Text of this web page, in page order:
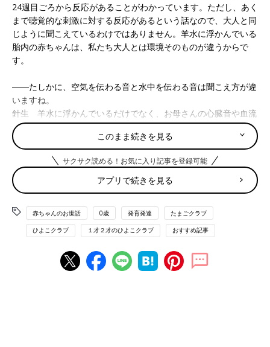
24週目ごろから反応があることがわかっています。ただし、あく
まで聴覚的な刺激に対する反応があるという話なので、大人と同
じように聞こえているわけではありません。羊水に浮かんでいる
胎内の赤ちゃんは、私たち大人とは環境そのものが違うからで
す。
――たしかに、空気を伝わる音と水中を伝わる音は聞こえ方が違
いますね。
針生 羊水に浮かんでいるだけでなく、お母さんの心臓音や血流
音などが絶えず聞こえているような状態なので、外の音はなおさ
ら聞こえにくいでしょう。また、羊水のまわりの膜や脂肪などに
音が吸収されてしまうので、赤ちゃんの耳に届く音そのものも小
さくなっています。子宮や胎内に小さなマイクを入れて、外部の
音がどのくらい音が届いているかといった研究でも、音は小さく
なって届いていることがわかっています。
――ママやパパの声かけが、おなかの中の赤ちゃんにちゃんと届
針生 もちろん、お母さんの声などは“音の大きさ”からすれば、
このまま続きを見る
サクサク読める！お気に入り記事を登録可能
アプリで続きを見る
赤ちゃんのお世話 0歳 発育発達 たまごクラブ
ひよこクラブ １才２才のひよこクラブ おすすめ記事